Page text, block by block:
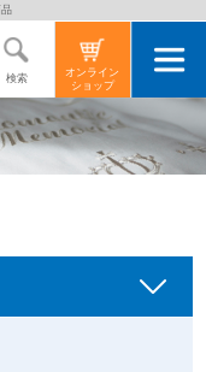
品
いて
検索
オンライン
ショップ